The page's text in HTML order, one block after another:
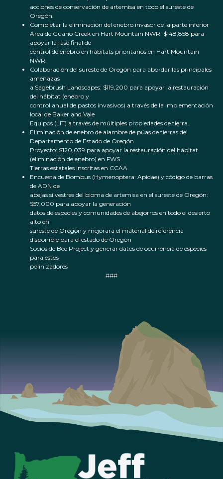
acciones de conservación de artemisa en todo el sureste de
Oregón.
Completar la eliminación del enebro invasor de la parte inferior
Área de Guano Creek en Hart Mountain NWR: $148,858 para
apoyar la fase final de
control de enebro en hábitats prioritarios en Hart Mountain
NWR.
Colaboración del sureste de Oregón para abordar las principales
amenazas
a Sagebrush Landscapes: $119,200 para apoyar la restauración
del hábitat (enebro y
control anual de pastos invasivos) a través de la implementación
local de Baker and Vale
Equipos (LIT) a través de múltiples propiedades de tierra.
Eliminación de enebro de alambre de púas de tierras del
Departamento de Estado de Oregón
Proyecto: $120,039 para apoyar la restauración del hábitat
(eliminación de enebro) en FWS
Tierras estatales inscritas en CCAA.
Encuesta de Bombus (Hymenoptera: Apidae) y código de barras
de ADN de
abejas silvestres del bioma de artemisa en el sureste de Oregón:
$57,000 para apoyar la generación
datos de especies y comunidades de abejorros en todo el desierto
alto en
sureste de Oregón y mejorará el material de referencia
disponible para el estado de Oregón
Socios de Bee Project y generar datos de ocurrencia de especies
para estos
polinizadores
###